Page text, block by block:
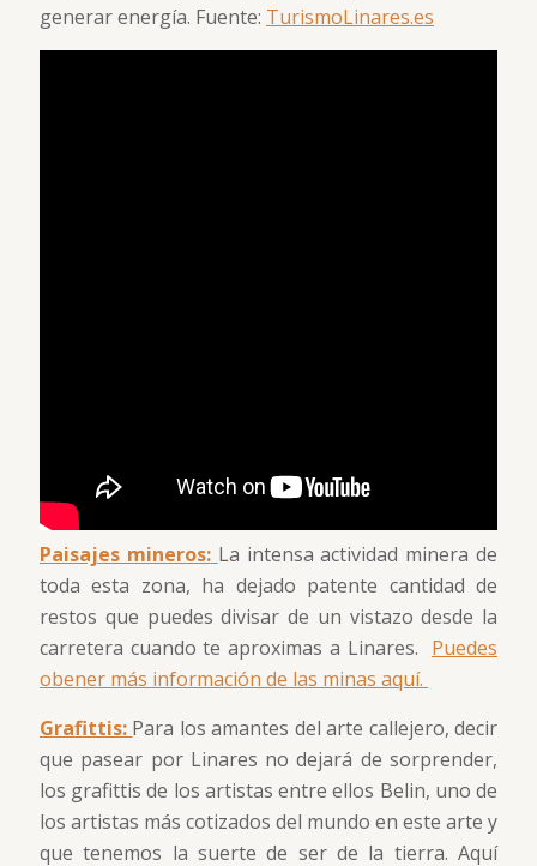
generar energía. Fuente: TurismoLinares.es
Paisajes mineros: La intensa actividad minera de
toda esta zona, ha dejado patente cantidad de
restos que puedes divisar de un vistazo desde la
carretera cuando te aproximas a Linares. Puedes
obener más información de las minas aquí.
Grafittis: Para los amantes del arte callejero, decir
que pasear por Linares no dejará de sorprender,
los grafittis de los artistas entre ellos Belin, uno de
los artistas más cotizados del mundo en este arte y
que tenemos la suerte de ser de la tierra. Aquí